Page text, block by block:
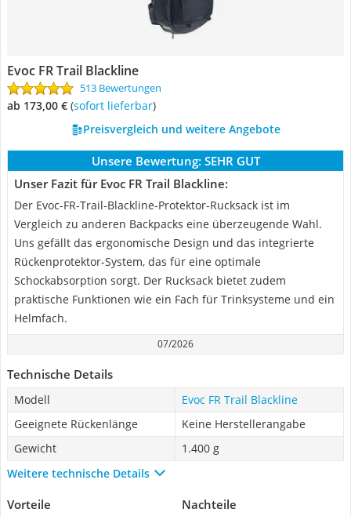
Evoc FR Trail Blackline
513 Bewertungen
ab 173,00 € ( Sofort lieferbar)
Preisvergleich und weitere Angebote
Unsere Bewertung: SEHR GUT
Unser Fazit für Evoc FR Trail Blackline:
Der Evoc-FR-Trail-Blackline-Protektor-Rucksack ist im
Vergleich zu anderen Backpacks eine überzeugende Wahl.
Uns gefällt das ergonomische Design und das integrierte
Rückenprotektor-System, das für eine optimale
Schockabsorption sorgt. Der Rucksack bietet zudem
praktische Funktionen wie ein Fach für Trinksysteme und ein
Helmfach.
07/2026
Technische Details
Modell
Evoc FR Trail Blackline
Geeignete Rückenlänge
Keine Herstellerangabe
Gewicht
1.400 g
Weitere technische Details
Vorteile Nachteile